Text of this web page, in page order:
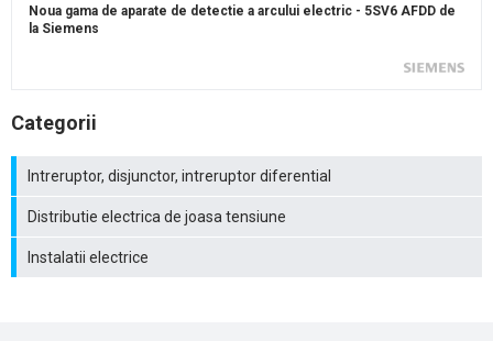
Noua gama de aparate de detectie a arcului electric - 5SV6 AFDD de
la Siemens
Categorii
Intreruptor, disjunctor, intreruptor diferential
Distributie electrica de joasa tensiune
Instalatii electrice